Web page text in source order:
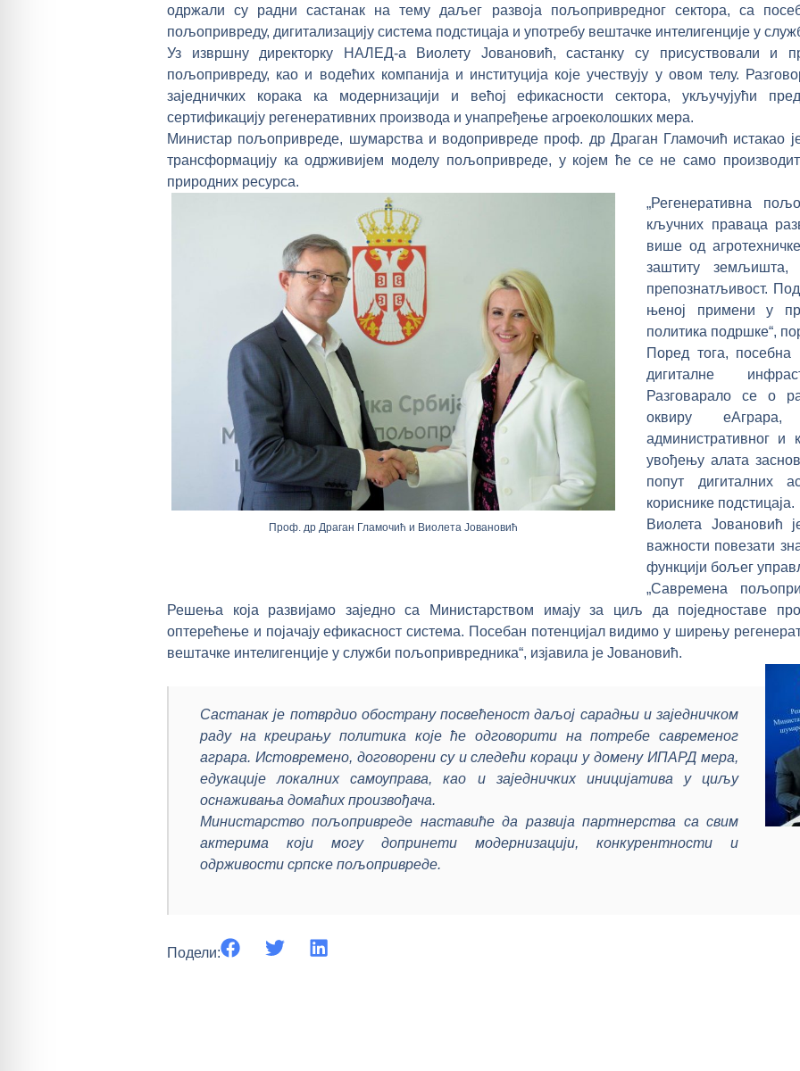
одржали су радни састанак на тему даљег развоја пољопривредног сектора, са
пољопривреду, дигитализацију система подстицаја и употребу вештачке интелигенције у
Уз извршну директорку НАЛЕД-а Виолету Јовановић, састанку су присуствовали и
пољопривреду, као и водећих компанија и институција које учествују у овом телу.
заједничких корака ка модернизацији и већој ефикасности сектора, укључујући
сертификацију регенеративних производа и унапређење агроеколошких мера.
Министар пољопривреде, шумарства и водопривреде проф. др Драган Гламочић истакао
трансформацију ка одрживијем моделу пољопривреде, у којем ће се не само
природних ресурса.
Проф. др Драган Гламочић и Виолета Јовановић
„Регенеративна
кључних праваца
више од
заштиту
препознатљивост.
њеној примени у
политика подршке“,
Поред тога,
дигиталне
Разговарало се о
оквиру еАграра,
административног и
увођењу алата
попут дигиталних
кориснике подстицаја.
Виолета Јовановић
важности повезати
функцији бољег
„Савремена
Решења која развијамо заједно са Министарством имају за циљ да поједноставе
оптерећење и појачају ефикасност система. Посебан потенцијал видимо у ширењу
вештачке интелигенције у служби пољопривредника“, изјавила је Јовановић.
Састанак је потврдио обострану посвећеност даљој сарадњи и заједничком
раду на креирању политика које ће одговорити на потребе савременог
аграра. Истовремено, договорени су и следећи кораци у домену ИПАРД мера,
едукације локалних самоуправа, као и заједничких иницијатива у циљу
оснаживања домаћих произвођача.
Министарство пољопривреде наставиће да развија партнерства са свим
актерима који могу допринети модернизацији, конкурентности и
одрживости српске пољопривреде.
Подели: